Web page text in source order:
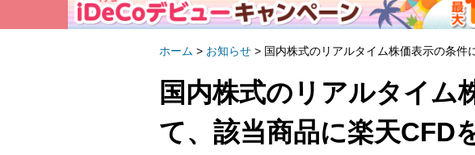
ホーム > お知らせ > 国内株式のリアルタイム株価表示の条件
国内株式のリアルタイム
て、該当商品に楽天CFD